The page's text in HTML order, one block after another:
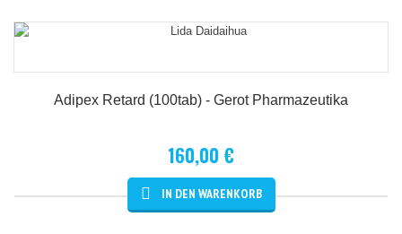
Adipex Retard (100tab) - Gerot Pharmazeutika
160,00 €